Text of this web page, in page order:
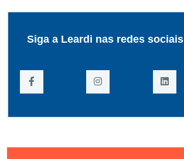
Siga a Leardi nas redes sociais